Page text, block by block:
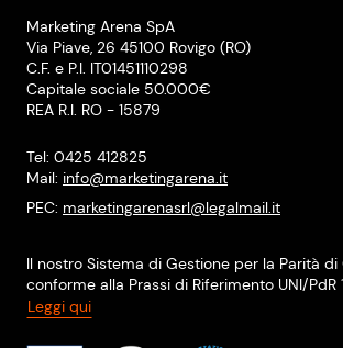
Marketing Arena SpA
Via Piave, 26 45100 Rovigo (RO)
C.F. e P.I. IT01451110298
Capitale sociale 50.000€
REA R.I. RO - 15879
Tel: 0425 412825
Mail: info@marketingarena.it
PEC: marketingarenasrl@legalmail.it
Il nostro Sistema di Gestione per la Parità di
conforme alla Prassi di Riferimento UNI/PdR
Leggi qui